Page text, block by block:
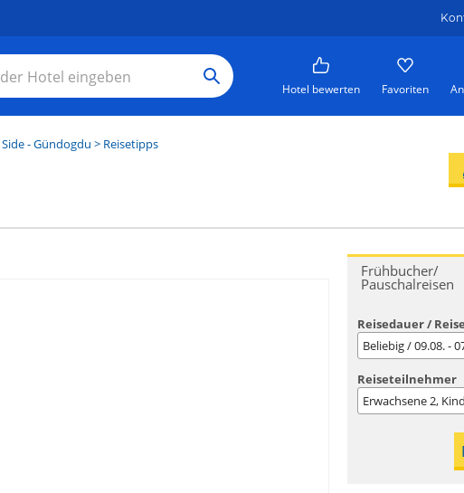
Hotel bewerten Favoriten
Side - Gündogdu > Reisetipps
Frühbucher/
Pauschalreisen
Reisedauer /
Beliebig / 09.08. -
Reiseteilnehmer
Erwachsene2,